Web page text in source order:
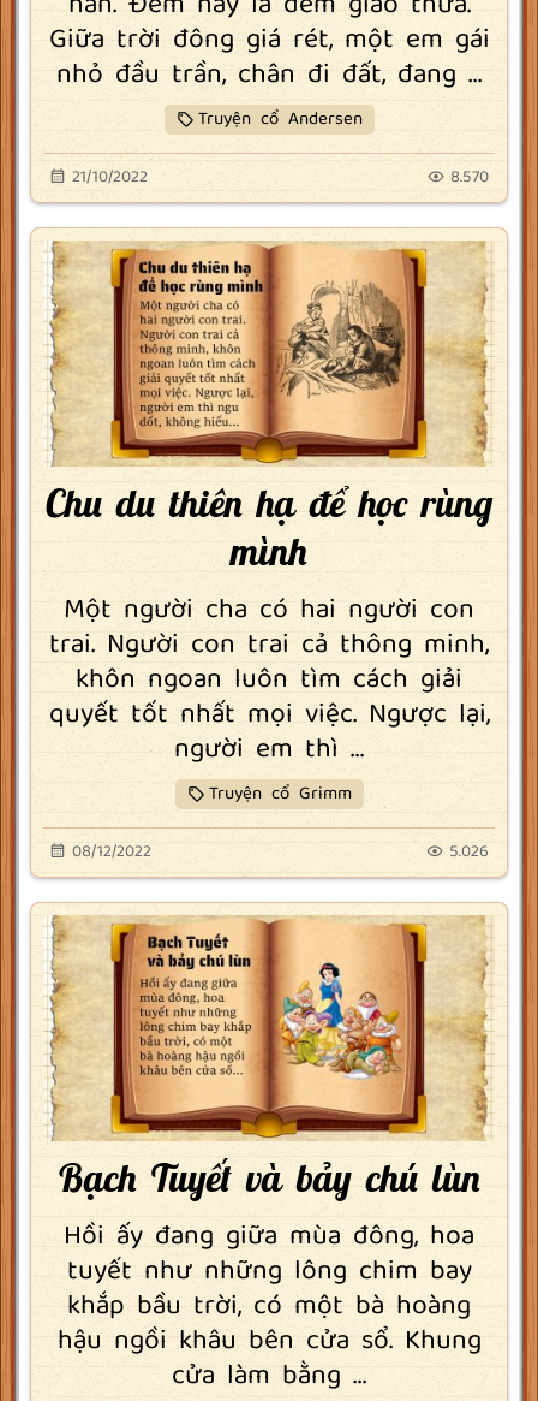
Giữa trời đông giá rét, một em gái
nhỏ đầu trần, chân đi đất, đang ...
Truyện cổ Andersen
21/10/2022 8.570
Chu du thiên hạ để học rùng
mình
Một người cha có hai người con
trai. Người con trai cả thông minh,
khôn ngoan luôn tìm cách giải
quyết tốt nhất mọi việc. Ngược lại,
người em thì ...
Truyện cổ Grimm
08/12/2022 5.026
Bạch Tuyết và bảy chú lùn
Hồi ấy đang giữa mùa đông, hoa
tuyết như những lông chim bay
khắp bầu trời, có một bà hoàng
hậu ngồi khâu bên cửa sổ. Khung
cửa làm bằng ...